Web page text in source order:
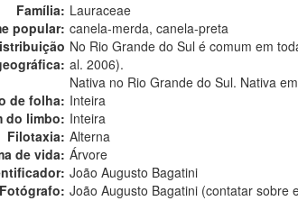
Família: Lauraceae
popular: canela-merda, canela-preta
No Rio Grande do Sul é comum em
al. 2006).
Nativa no Rio Grande do Sul. Nativa
de folha: Inteira
do limbo: Inteira
Filotaxia: Alterna
de vida: Árvore
João Augusto Bagatini
Fotógrafo: João Augusto Bagatini (contatar sobre